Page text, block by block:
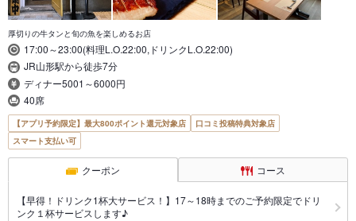
厚切りの牛タンと旬の魚を楽しめるお店
17:00～23:00(料理L.O.22:00,ドリンクL.O.22:00)
JR山形駅から徒歩7分
ディナー5001～6000円
40席
【アプリ予約限定】最大800ポイント還元対象店
口コミ投稿特典対象店
スマート支払い可
クーポン コース
【早得！ドリンク1杯大サービス！】17～18時までのご予約限定でドリ
ンク１杯サービスします♪